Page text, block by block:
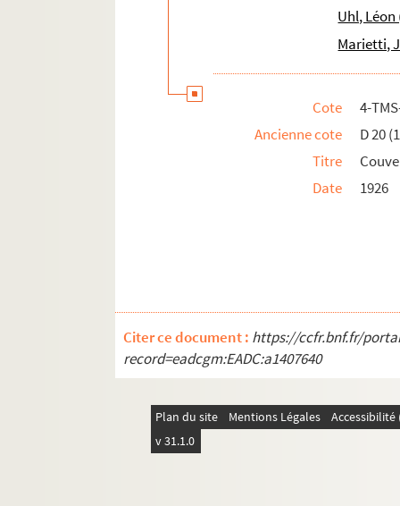
Uhl, Léon
Marietti,
Cote
4-
Ancienne cote
D 20
Titre
Date
1926
Citer ce document : https://ccfr.bnf.fr/
record=eadcgm:EADC:a1407640
Plan du site Mentions Légales
v 31.1.0